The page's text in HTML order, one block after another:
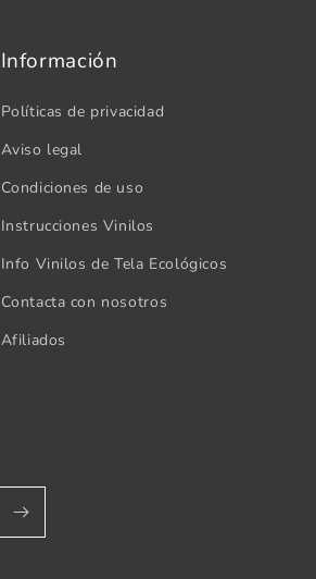
Información
Políticas de privacidad
Aviso legal
Condiciones de uso
Instrucciones Vinilos
Info Vinilos de Tela Ecológicos
Contacta con nosotros
Afiliados